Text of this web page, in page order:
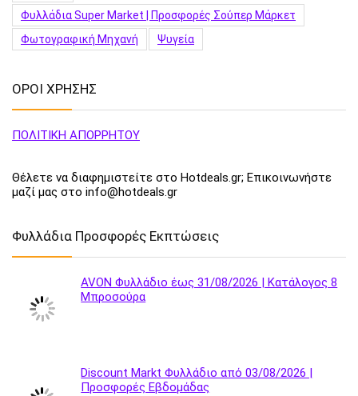
Φυλλάδια Super Market | Προσφορές Σούπερ Μάρκετ
Φωτογραφική Μηχανή
Ψυγεία
ΟΡΟΙ ΧΡΗΣΗΣ
ΠΟΛΙΤΙΚΗ ΑΠΟΡΡΗΤΟΥ
Θέλετε να διαφημιστείτε στο Hotdeals.gr; Επικοινωνήστε
μαζί μας στο info@hotdeals.gr
Φυλλάδια Προσφορές Εκπτώσεις
AVON Φυλλάδιο έως 31/08/2026 | Κατάλογος 8
Μπροσούρα
Discount Markt Φυλλάδιο από 03/08/2026 |
Προσφορές Εβδομάδας